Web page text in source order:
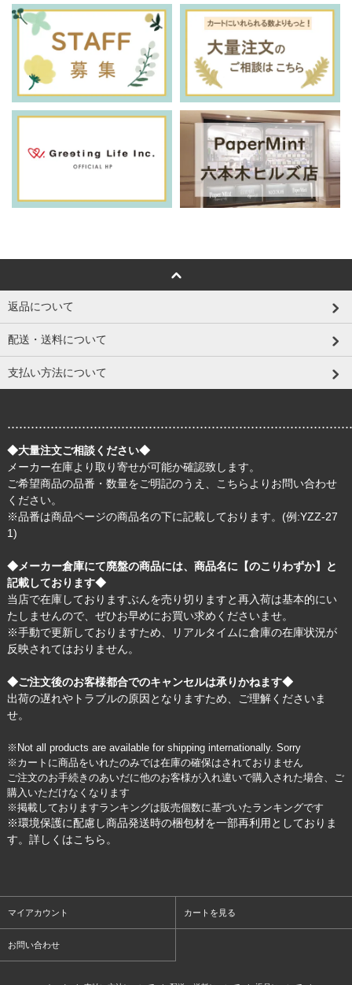
返品について
配送・送料について
支払い方法について
◆大量注文ご相談ください◆
メーカー在庫より取り寄せが可能か確認致します。
ご希望商品の品番・数量をご明記のうえ、
こちら よりお問い合わせ
ください。
※品番は商品ページの商品名の下に記載しております。(例:YZZ-27
1)
◆メーカー倉庫にて廃盤の商品には、商品名に【のこりわずか】と
記載しております◆
当店で在庫しておりますぶんを売り切りますと再入荷は基本的にい
たしませんので、ぜひお早めにお買い求めくださいませ。
※手動で更新しておりますため、リアルタイムに倉庫の在庫状況が
反映されてはおりません。
◆ご注文後のお客様都合でのキャンセルは承りかねます◆
出荷の遅れやトラブルの原因となりますため、ご理解くださいま
せ。
※Not all products are available for shipping internationally. Sorry
※カートに商品をいれたのみでは在庫の確保はされておりません
ご注文のお手続きのあいだに他のお客様が入れ違いで購入された場合、ご
購入いただけなくなります
※掲載しておりますランキングは販売個数に基づいたランキングです
※環境保護に配慮し商品発送時の梱包材を一部再利用としておりま
す。詳しくはこちら 。
マイアカウント カートを見る
お問い合わせ